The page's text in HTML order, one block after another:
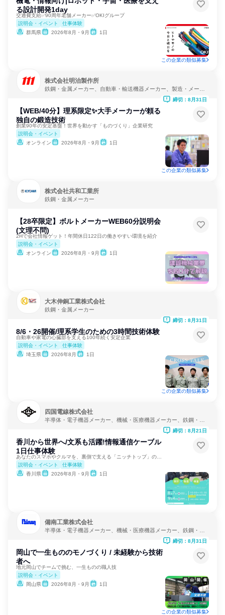
る設計開発1day
交通費支給✅90周年老舗メーカー✅OKIグループ
説明会・イベント
仕事体験
群馬県
2026年8月・9月 1日
この企業の類似募集
株式会社明治製作所
鉄鋼・金属メーカー、自動車・輸送機器メーカー、製造・メーカ
【WEB/40分】理系限定✨大手メーカーが頼る
独自の鍛造技術
創業90年の安定基盤！世界を動かす「ものづくり」企業研究
説明会・イベント
オンライン
2026年8月・9月 1日
締切：8月31日
この企業の類似募集
株式会社共和工業所
鉄鋼・金属メーカー
【28卒限定】ボルトメーカーWEB60分説明会
(文理不問)
2Hで会社情報ゲット！年間休日122日の働きやすい環境を紹介
説明会・イベント
オンライン
2026年8月・9月 1日
大木伸銅工業株式会社
鉄鋼・金属メーカー
8/6・26開催/理系学生のための3時間技術体験
自動車や家電の心臓部を支える100年続く安定企業
説明会・イベント
仕事体験
埼玉県
2026年8月 1日
締切：8月31日
この企業の類似募集
四国電線株式会社
半導体・電子機器メーカー、機械・医療機器メーカー、鉄鋼・金
香川から世界へ/文系も活躍!情報通信ケーブル
1日仕事体験
説明会・イベント
仕事体験
香川県
2026年8月・9月 1日
締切：8月21日
備南工業株式会社
半導体・電子機器メーカー、機械・医療機器メーカー、鉄鋼・金
岡山で一生もののモノづくり / 未経験から技術
者へ
地元岡山でチームで挑む、一生ものの職人技
説明会・イベント
岡山県
2026年8月・9月 1日
締切：8月31日
この企業の類似募集